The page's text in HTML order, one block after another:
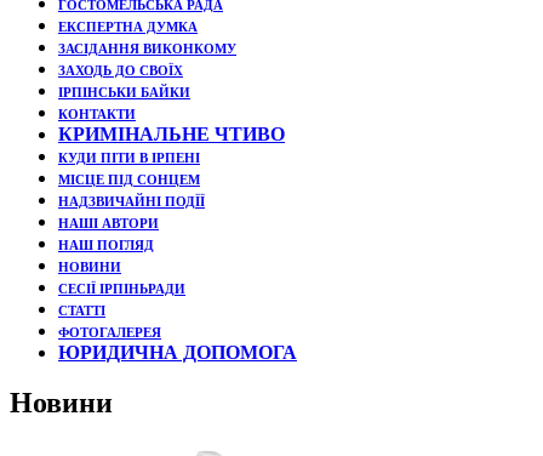
ГОСТОМЕЛЬСЬКА РАДА
ЕКСПЕРТНА ДУМКА
ЗАСІДАННЯ ВИКОНКОМУ
ЗАХОДЬ ДО СВОЇХ
ІРПІНСЬКИ БАЙКИ
КОНТАКТИ
КРИМІНАЛЬНЕ ЧТИВО
КУДИ ПІТИ В ІРПЕНІ
МІСЦЕ ПІД СОНЦЕМ
НАДЗВИЧАЙНІ ПОДЇЇ
НАШІ АВТОРИ
НАШ ПОГЛЯД
НОВИНИ
СЕСІЇ ІРПІНЬРАДИ
СТАТТІ
ФОТОГАЛЕРЕЯ
ЮРИДИЧНА ДОПОМОГА
Новини